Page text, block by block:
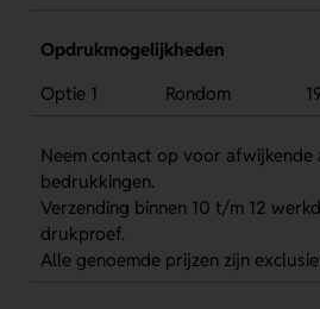
Opdrukmogelijkheden
Optie 1
Rondom
Neem contact op voor afwijkende
bedrukkingen.
Verzending binnen 10 t/m 12
drukproef.
Alle genoemde prijzen zijn